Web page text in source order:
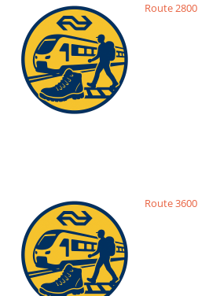
Route 2800
Route 3600